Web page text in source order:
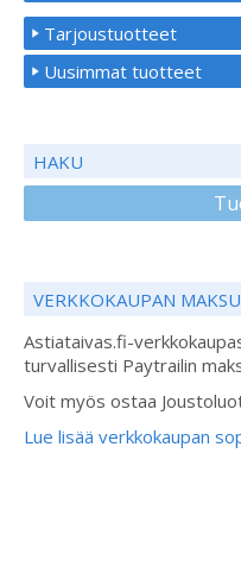
Tarjoustuotteet
Uusimmat tuotteet
HAKU
VERKKOKAUPAN
Astiataivas.fi-
turvallisesti Paytrailin
Voit myös ostaa
Lue lisää verkkokaupan